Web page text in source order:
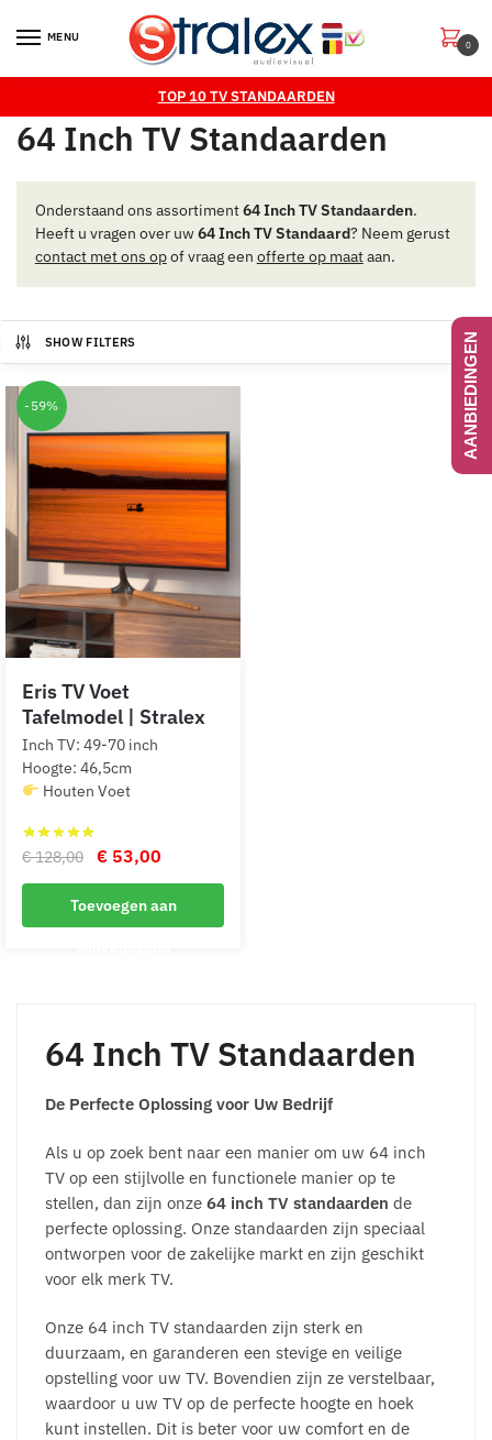
MENU
0
TOP 10 TV STANDAARDEN
64 Inch TV Standaarden
Onderstaand ons assortiment64 Inch TV Standaarden.
Heeft u vragen over uw64 Inch TV Standaard? Neem gerust
contact met ons opof vraag een offerte op maataan.
SHOW FILTERS
-59%
Eris TV Voet
Tafelmodel | Stralex
Inch TV: 49-70 inch
Hoogte: 46,5cm
Houten Voet
€128,00
Oorspronkelijke
prijs
was:
€ 53,00
prijs
is:
Toevoegen aan
64 Inch TV Standaarden
De Perfecte Oplossing voor Uw Bedrijf
Als u op zoek bent naar een manier om uw 64 inch
TV op een stijlvolle en functionele manier op te
stellen, dan zijn onze 64 inch TV standaarden de
perfecte oplossing. Onze standaarden zijn speciaal
ontworpen voor de zakelijke markt en zijn geschikt
voor elk merk TV.
Onze 64 inch TV standaarden zijn sterk en
duurzaam, en garanderen een stevige en veilige
opstelling voor uw TV. Bovendien zijn ze verstelbaar,
waardoor u uw TV op de perfecte hoogte en hoek
kunt instellen. Dit is beter voor uw comfort en de
AANBIEDINGEN